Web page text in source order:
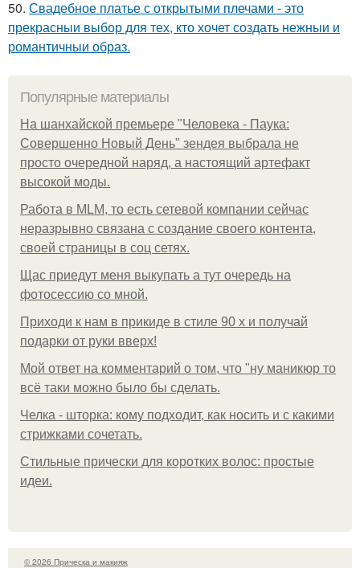
50. Свадебное платье с открытыми плечами - это
прекрасныи выбор для тех, кто хочет создать нежныи и
романтичныи образ.
Популярные материалы
На шанхайской премьере "Человека - Паука:
Совершенно Новый День" зендея выбрала не
просто очередной наряд, а настоящий артефакт
высокой моды.
Работа в MLM, то есть сетевой компании сейчас
неразрывно связана с создание своего контента,
своей страницы в соц сетях.
Щас приедут меня выкупать а тут очередь на
фотосессию со мной.
Приходи к нам в прикиде в стиле 90 х и получай
подарки от руки вверх!
Мой ответ на комментарий о том, что "ну маникюр то
всё таки можно было бы сделать.
Челка - шторка: кому подходит, как носить и с какими
стрижками сочетать.
Стильные прически для коротких волос: простые
идеи.
© 2026 Прическа и макияж